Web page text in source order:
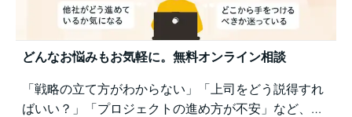
どんなお悩みもお気軽に。無料オンライン相談
「戦略の立て方がわからない」「上司をどう説得すれ
ばいい？」「プロジェクトの進め方が不安」など、業